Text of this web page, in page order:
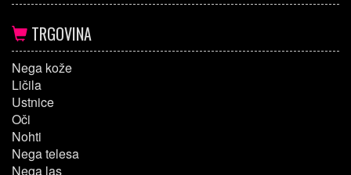
TRGOVINA
Nega kože
Ličila
Ustnice
Oči
Nohti
Nega telesa
Nega las